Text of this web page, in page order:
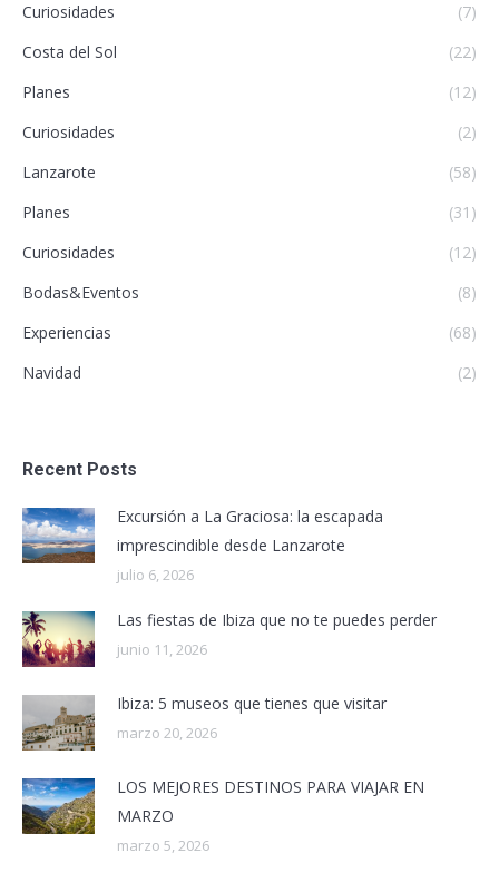
Curiosidades
(7)
Costa del Sol
(22)
Planes
(12)
Curiosidades
(2)
Lanzarote
(58)
Planes
(31)
Curiosidades
(12)
Bodas&Eventos
(8)
Experiencias
(68)
Navidad
(2)
Recent Posts
Excursión a La Graciosa: la escapada
imprescindible desde Lanzarote
julio 6, 2026
Las fiestas de Ibiza que no te puedes perder
junio 11, 2026
Ibiza: 5 museos que tienes que visitar
marzo 20, 2026
LOS MEJORES DESTINOS PARA VIAJAR EN
MARZO
marzo 5, 2026